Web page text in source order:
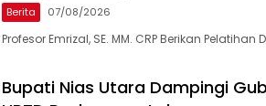
Berita 07/08/2026
Profesor Emrizal, SE. MM. CRP Berikan Pelatihan
Bupati Nias Utara Dampingi